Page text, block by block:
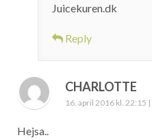
Juicekuren.dk
Reply
CHARLOTTE
16. april 2016 kl. 22:15 |
Hejsa..